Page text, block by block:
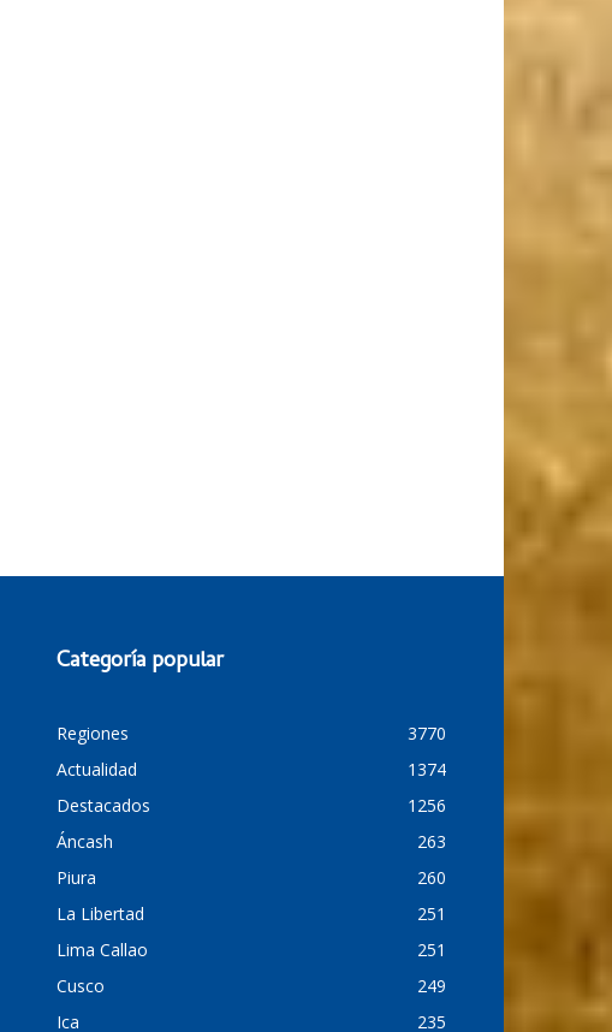
Categoría popular
Regiones
3770
Actualidad
1374
Destacados
1256
Áncash
263
Piura
260
La Libertad
251
Lima Callao
251
Cusco
249
Ica
235